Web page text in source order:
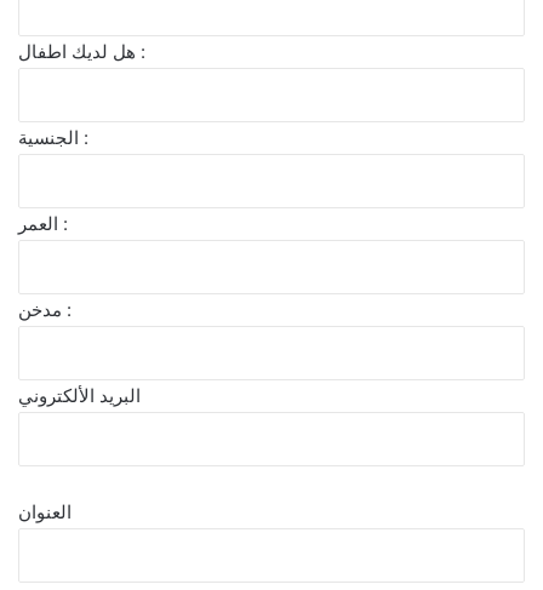
هل لديك اطفال :
الجنسية :
العمر :
مدخن :
البريد الألكتروني
العنوان